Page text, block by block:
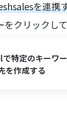
を連携
クリックし
で特定のキーワ
を作成する